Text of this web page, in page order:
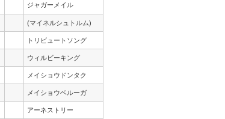
ジャガーメイル
(マイネルシュトルム)
トリビュートソング
ウィルビーキング
メイショウドンタク
メイショウベルーガ
アーネストリー